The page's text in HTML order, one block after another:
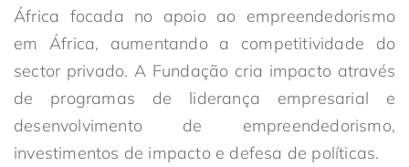
África focada no apoio ao empreendedorismo
em África, aumentando a competitividade do
sector privado. A Fundação cria impacto através
de programas de liderança empresarial e
desenvolvimento de empreendedorismo,
investimentos de impacto e defesa de políticas.